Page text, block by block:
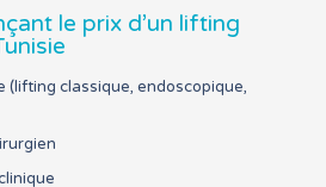
le prix d’un lifting
(lifting classique, endoscopique,